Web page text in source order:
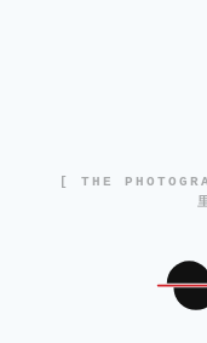
[ THE